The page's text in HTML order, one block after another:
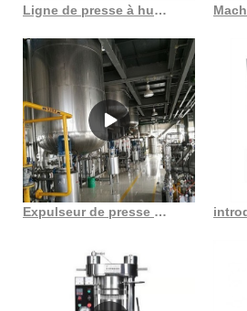
Ligne de presse à huile de beurre de karité à faible bruit au Sénégal
Expulseur de presse à huile avis achats en ligne expulseur de presse à huile au Burundi